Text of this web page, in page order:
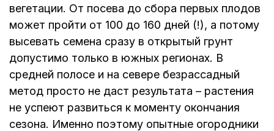
вегетации. От посева до сбора первых плодов
может пройти от 100 до 160 дней (!), а потому
высевать семена сразу в открытый грунт
допустимо только в южных регионах. В
средней полосе и на севере безрассадный
метод просто не даст результата – растения
не успеют развиться к моменту окончания
сезона. Именно поэтому опытные огородники